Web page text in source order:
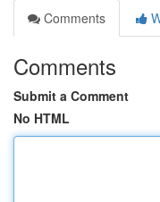
Comments
Comments
Submit a Comment
No HTML